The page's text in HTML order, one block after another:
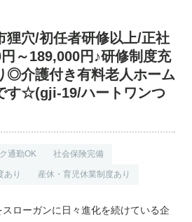
人情報保護方針
利用規約
お知らせ
せ メールでのお問い合わせ
狸穴/初任者研修以上/正社
～189,000円♪研修制度充
◎介護付き有料老人ホーム
す☆(gji-19/ハートワンつ
通勤OK 社会保険完備
あり 産休・育児休業制度あり
スローガンに日々進化を続けている企